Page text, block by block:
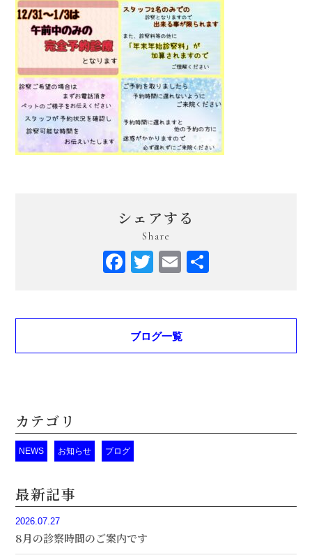
シェアする
Share
Facebook
TwitterEmail
ブログ一覧
カテゴリ
NEWS お知らせ ブログ
最新記事
2026.07.27
8月の診察時間のご案内です